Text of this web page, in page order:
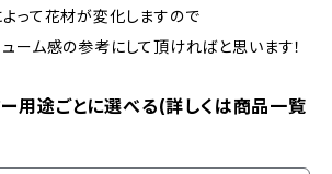
って花材が変化しますので
ーム感の参考にして頂ければと思います！
用途ごとに選べる(詳しくは商品一覧